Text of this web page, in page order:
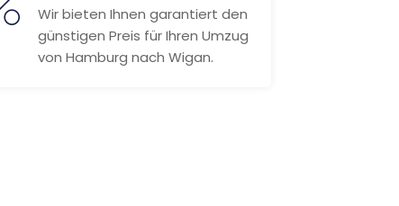
Wir bieten Ihnen garantiert den
günstigen Preis für Ihren Umzug
von Hamburg nach Wigan.